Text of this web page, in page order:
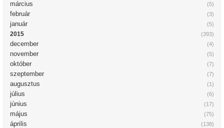
(5)
március
(3)
február
(5)
január
(393)
2015
(4)
december
(5)
november
(7)
október
(7)
szeptember
(1)
augusztus
(6)
július
(17)
június
(75)
május
(138)
április